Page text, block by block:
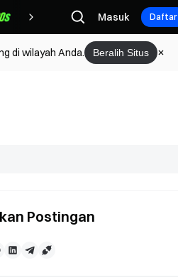
HadiahMasuk Daftar
di wilayah Anda. Beralih Situs
Postingan